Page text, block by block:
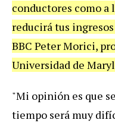
conductores como a
reducirá tus
BBC Peter Morici,
Universidad de
"Mi opinión es que
tiempo será muy